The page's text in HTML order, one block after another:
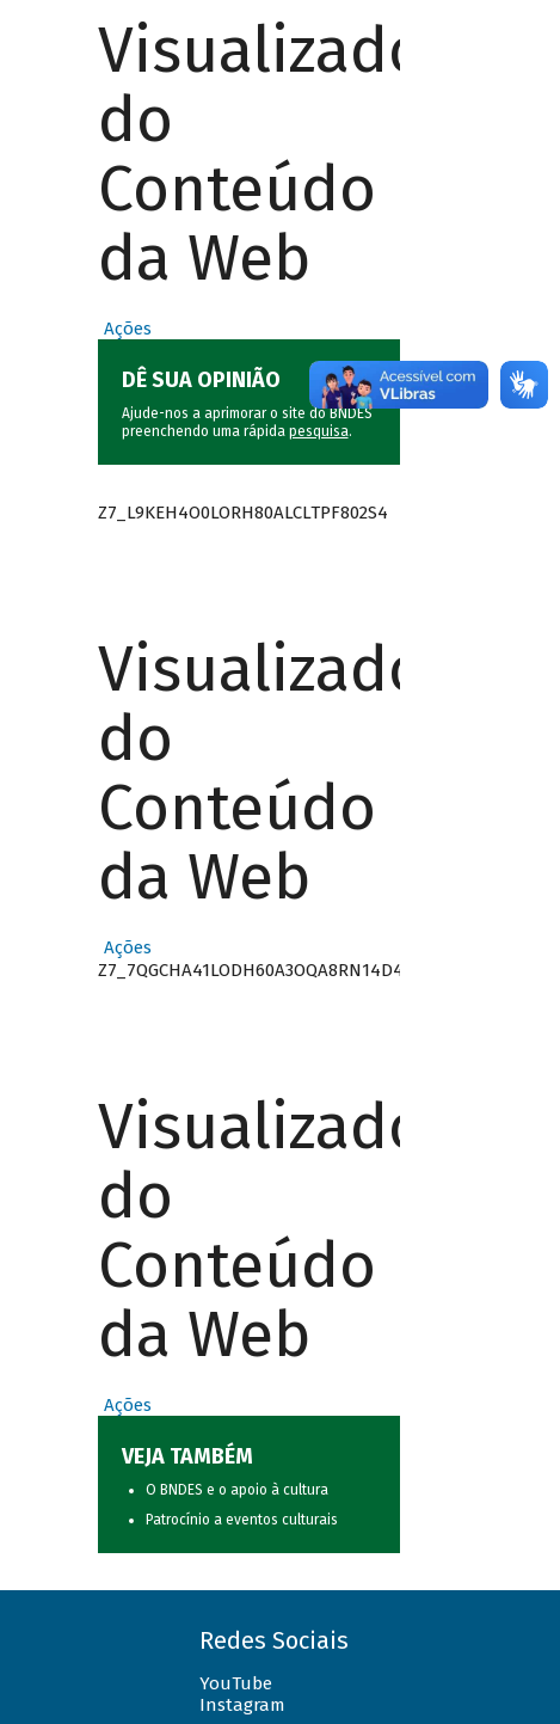
Visualizador
do
Conteúdo
da Web
Ações
DÊ SUA OPINIÃO
Ajude-nos a aprimorar o site do BNDES
preenchendo uma rápida pesquisa.
Z7_L9KEH4O0LORH80ALCLTPF802S4
Visualizador
do
Conteúdo
da Web
Ações
Z7_7QGCHA41LODH60A3OQA8RN14D4
Visualizador
do
Conteúdo
da Web
Ações
VEJA TAMBÉM
O BNDES e o apoio à cultura
Patrocínio a eventos culturais
Redes Sociais
YouTube
Instagram